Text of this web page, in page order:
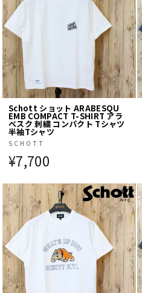
Schott ショット ARABESQU
EMB COMPACT T-SHIRT アラ
ベスク 刺繍 コンパクト Tシャツ
半袖Tシャツ
SCHOTT
¥7,700